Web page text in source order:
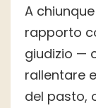
A
rapporto
giudizio —
rallentare
del pasto,